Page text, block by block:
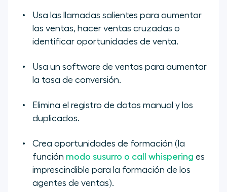
Usa las llamadas salientes para aumentar
las ventas, hacer ventas cruzadas o
identificar oportunidades de venta.
Usa un software de ventas para aumentar
la tasa de conversión.
Elimina el registro de datos manual y los
duplicados.
Crea oportunidades de formación (la
función modo susurro o call whispering es
imprescindible para la formación de los
agentes de ventas).